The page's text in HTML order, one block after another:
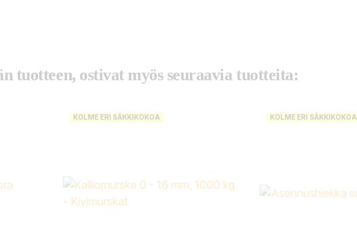
tuotteen, ostivat myös seuraavia tuotteita:
KOLME ERI SÄKKIKOKOA KOLME ERI SÄKKIKOKOA